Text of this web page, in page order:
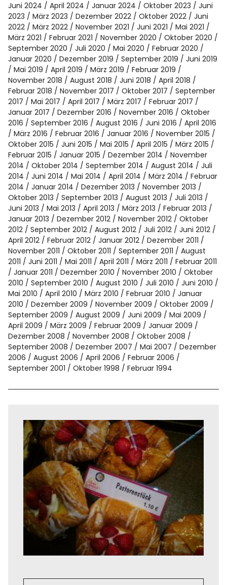
Juni 2024 April 2024 Januar 2024 Oktober 2023
Juni
2023
März 2023 Dezember 2022 Oktober 2022
Juni
2022
März 2022 November 2021 Juni 2021
Mai 2021
März 2021
Februar 2021 November 2020
Oktober 2020
September 2020
Juli 2020 Mai 2020
Februar 2020
Januar 2020
Dezember 2019 September 2019
Juni 2019
Mai 2019
April 2019 März 2019
Februar 2019
November 2018
August 2018 Juni 2018
April 2018
Februar 2018
November 2017 Oktober 2017
September
2017
Mai 2017 April 2017 März 2017
Februar 2017
Januar 2017
Dezember 2016 November 2016
Oktober
2016
September 2016 August 2016 Juni 2016
April 2016
März 2016
Februar 2016 Januar 2016
November 2015
Oktober 2015
Juni 2015 Mai 2015 April 2015
März 2015
Februar 2015
Januar 2015 Dezember 2014
November
2014
Oktober 2014 September 2014 August 2014
Juli
2014
Juni 2014 Mai 2014 April 2014 März 2014
Februar
2014
Januar 2014 Dezember 2013
November 2013
Oktober 2013
September 2013 August 2013
Juli 2013
Juni 2013
Mai 2013 April 2013 März 2013
Februar 2013
Januar 2013
Dezember 2012 November 2012
Oktober
2012
September 2012 August 2012 Juli 2012
Juni 2012
April 2012
Februar 2012 Januar 2012
Dezember 2011
November 2011
Oktober 2011 September 2011
August
2011
Juni 2011 Mai 2011 April 2011 März 2011
Februar 2011
Januar 2011
Dezember 2010 November 2010
Oktober
2010
September 2010 August 2010 Juli 2010
Juni 2010
Mai 2010
April 2010 März 2010 Februar 2010
Januar
2010
Dezember 2009 November 2009
Oktober 2009
September 2009
August 2009 Juni 2009
Mai 2009
April 2009
März 2009 Februar 2009
Januar 2009
Dezember 2008
November 2008
Oktober 2008
September 2008
Dezember 2007 Mai 2007
Dezember
2006
August 2006 April 2006
Februar 2006
September 2001
Oktober 1998 Februar 1994